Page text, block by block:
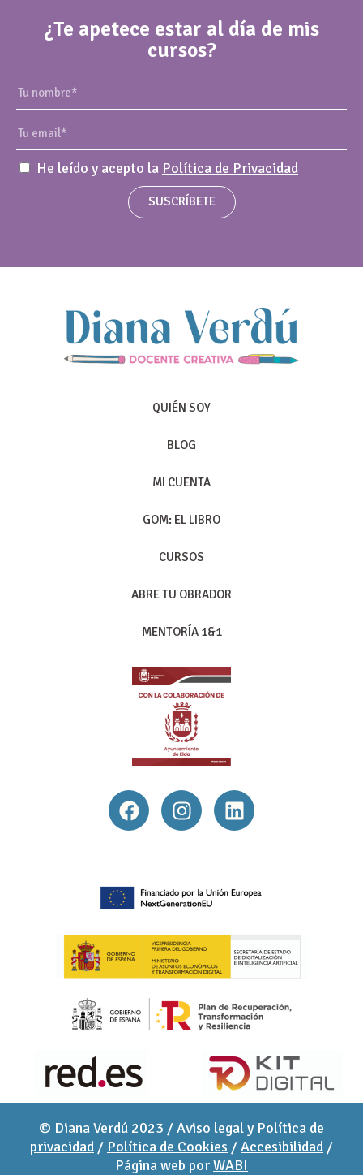
¿Te apetece estar al día de mis
cursos?
He leído y acepto la Política de Privacidad
SUSCRÍBETE
QUIÉN SOY
BLOG
MI CUENTA
GOM: EL LIBRO
CURSOS
ABRE TU OBRADOR
MENTORÍA 1&1
© Diana Verdú 2023 /Aviso legaly Política de
privacidad / Política de Cookies /Accesibilidad /
Página web porWABI